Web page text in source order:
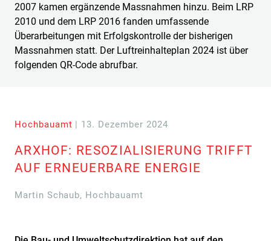
2007 kamen ergänzende Massnahmen hinzu. Beim LRP
2010 und dem LRP 2016 fanden umfassende
Überarbeitungen mit Erfolgskontrolle der bisherigen
Massnahmen statt. Der Luftreinhalteplan 2024 ist über
folgenden QR-Code abrufbar.
Hochbauamt | 13. Dezember 2024
ARXHOF: RESOZIALISIERUNG TRIFFT
AUF ERNEUERBARE ENERGIE
Martin Schaub, Hochbauamt